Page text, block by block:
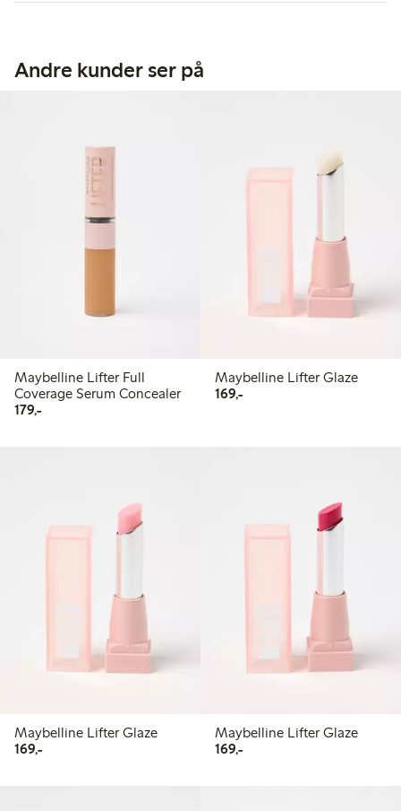
Andre kunder ser på
Maybelline Lifter Full
Coverage Serum Concealer
179,-179,00 kr
Maybelline Lifter Glaze
169,-169,00 kr
Maybelline Lifter Glaze
169,-169,00 kr
Maybelline Lifter Glaze
169,-169,00 kr